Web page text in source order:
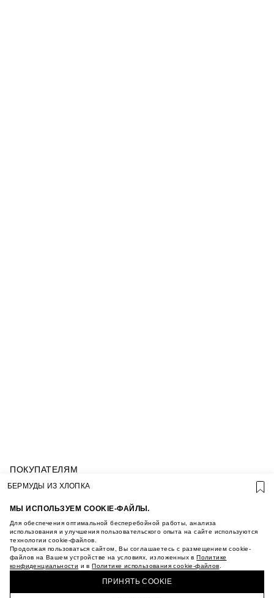
МЫ ИСПОЛЬЗУЕМ COOKIE-ФАЙЛЫ.
Для обеспечения оптимальной бесперебойной работы, анализа
использования и улучшения пользовательского опыта на сайте используются
технологии cookie-файлов.
Продолжая пользоваться сайтом, Вы соглашаетесь с размещением cookie-
файлов на Вашем устройстве на условиях, изложенных вПолитике
конфиденциальности и вПолитике использования cookie-файлов
ПРИНЯТЬ COOKIE
ПОКУПАТЕЛЯМ
УСЛОВИЯ ИСПОЛЬЗОВАНИЯ ПОДАРОЧНЫХ
ПОЛИТИКА КОНФИДЕНЦИАЛЬНОСТИ
УСЛОВИЯ ПОКУПКИ
О НАС
МАГАЗИНЫ
КАРЬЕРА
ТЕЛЕГРАМ
БЕРМУДЫ ИЗ ХЛОПКА
КУПИТЬ + ПОЛУЧИТЬ В МАГАЗИНЕ MAAG